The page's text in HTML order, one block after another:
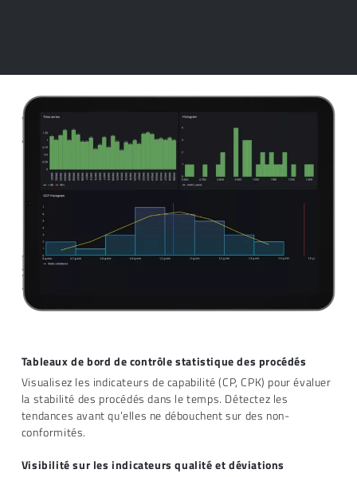
Tableaux de bord de contrôle statistique des procédés
Visualisez les indicateurs de capabilité (CP, CPK) pour évaluer
la stabilité des procédés dans le temps. Détectez les
tendances avant qu’elles ne débouchent sur des non-
conformités.
Visibilité sur les indicateurs qualité et déviations